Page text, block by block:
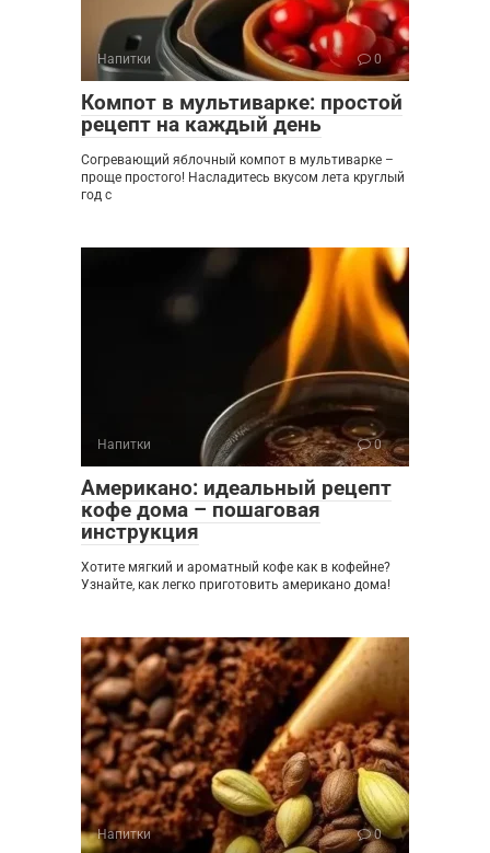
Напитки 0
Компот в мультиварке: простой
рецепт на каждый день
Согревающий яблочный компот в мультиварке –
проще простого! Насладитесь вкусом лета круглый
год с
Напитки 0
Американо: идеальный рецепт
кофе дома – пошаговая
инструкция
Хотите мягкий и ароматный кофе как в кофейне?
Узнайте, как легко приготовить американо дома!
Напитки 0